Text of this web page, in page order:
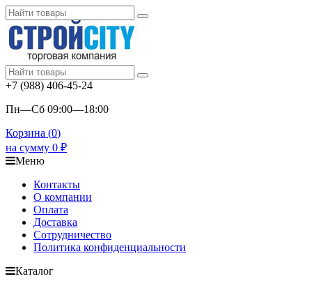
+7 (988) 406-45-24
Пн—Сб 09:00—18:00
Корзина (0)
на сумму 0 ₽
Меню
Контакты
О компании
Оплата
Доставка
Сотрудничество
Политика конфиденциальности
Каталог